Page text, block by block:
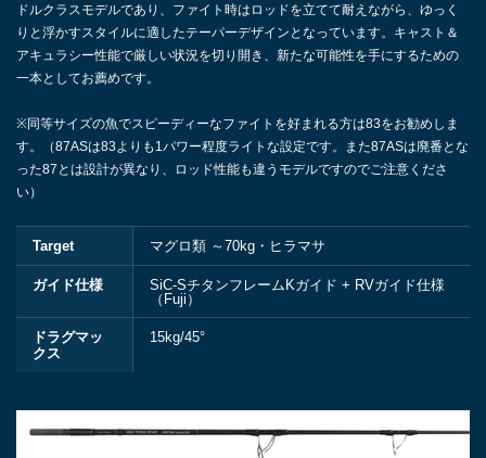
ドルクラスモデルであり、ファイト時はロッドを立てて耐えながら、ゆっく
りと浮かすスタイルに適したテーパーデザインとなっています。キャスト＆
アキュラシー性能で厳しい状況を切り開き、新たな可能性を手にするための
一本としてお薦めです。
※同等サイズの魚でスピーディーなファイトを好まれる方は83をお勧めしま
す。（87ASは83よりも1パワー程度ライトな設定です。また87ASは廃番とな
った87とは設計が異なり、ロッド性能も違うモデルですのでご注意くださ
い）
Target マグロ類 ～70kg・ヒラマサ
ガイド仕様
SiC-SチタンフレームKガイド + RVガイド仕様
（Fuji）
ドラグマッ
クス
15kg/45°